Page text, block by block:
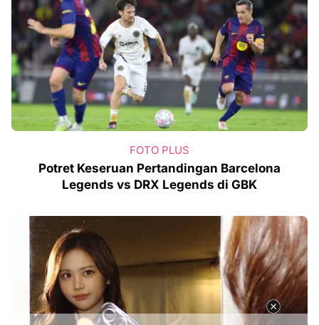
FOTO PLUS
Potret Keseruan Pertandingan Barcelona
Legends vs DRX Legends di GBK